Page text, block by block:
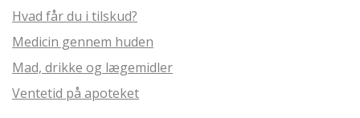
Hvad får du i tilskud?
Medicin gennem huden
Mad, drikke og lægemidler
Ventetid på apoteket